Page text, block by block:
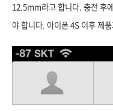
12.5mm라고 합니다. 충전 후
야 합니다. 아이폰 4S 이후 제